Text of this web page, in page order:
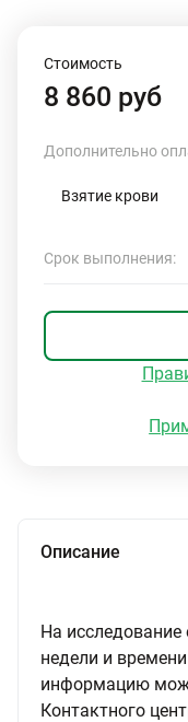
Стоимость
8 860 руб
Дополнительно
Взятие крови
Срок выполнения:
Описание
На исследование
недели и
информацию
Контактного